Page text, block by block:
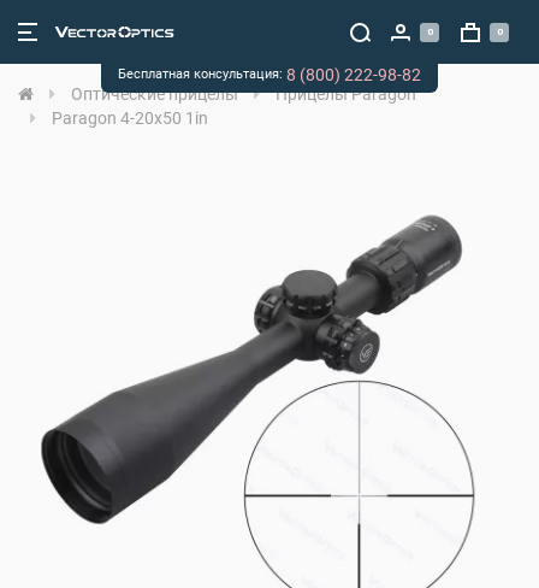
0 0
Оптические прицелы
Прицелы Paragon
Paragon 4-20x50 1in
Бесплатная консультация: 8 (800) 222-98-82